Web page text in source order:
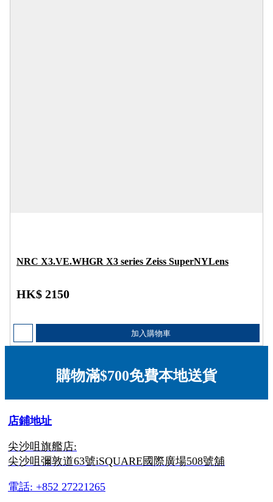
NRC X3.VE.WHGR X3 series Zeiss SuperNYLens
HK$ 2150
加入購物車
購物滿$700免費本地送貨
店鋪地址
尖沙咀旗艦店:
尖沙咀彌敦道63號iSQUARE國際廣場508號舖
電話: +852 27221265